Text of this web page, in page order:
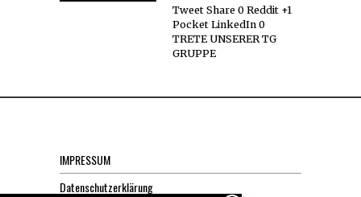
Tweet Share 0 Reddit +1
Pocket LinkedIn 0
TRETE UNSERER TG
GRUPPE
IMPRESSUM
Datenschutzerklärung